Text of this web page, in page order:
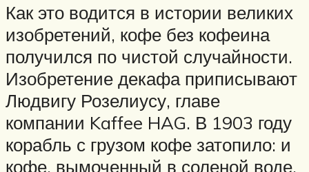
Как это водится в истории великих
изобретений, кофе без кофеина
получился по чистой случайности.
Изобретение декафа приписывают
Людвигу Розелиусу, главе
компании Kaffee HAG. В 1903 году
корабль с грузом кофе затопило: и
кофе, вымоченный в соленой воде,